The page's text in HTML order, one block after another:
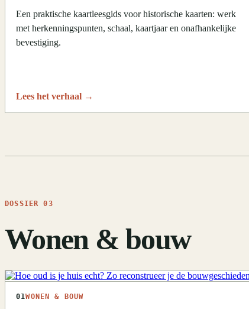
Een praktische kaartleesgids voor historische kaarten: werk
met herkenningspunten, schaal, kaartjaar en onafhankelijke
bevestiging.
Lees het verhaal →
DOSSIER 03
Wonen & bouw
01WONEN & BOUW